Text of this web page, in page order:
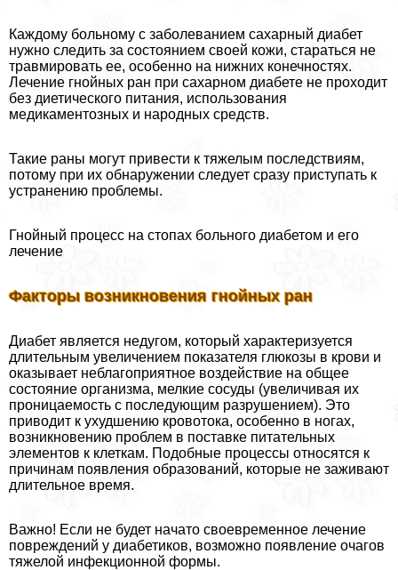
Каждому больному с заболеванием сахарный диабет
нужно следить за состоянием своей кожи, стараться не
травмировать ее, особенно на нижних конечностях.
Лечение гнойных ран при сахарном диабете не проходит
без диетического питания, использования
медикаментозных и народных средств.
Такие раны могут привести к тяжелым последствиям,
потому при их обнаружении следует сразу приступать к
устранению проблемы.
Гнойный процесс на стопах больного диабетом и его
лечение
Факторы возникновения гнойных ран
Диабет является недугом, который хаpaктеризуется
длительным увеличением показателя глюкозы в крови и
оказывает нeблагоприятное воздействие на общее
состояние организма, мелкие сосуды (увеличивая их
проницаемость с последующим разрушением). Это
приводит к ухудшению кровотока, особенно в ногах,
возникновению проблем в поставке питательных
элементов к клеткам. Подобные процессы относятся к
причинам появления образований, которые не заживают
длительное время.
Важно! Если не будет начато своевременное лечение
повреждений у диабетиков, возможно появление очагов
тяжелой инфекционной формы.